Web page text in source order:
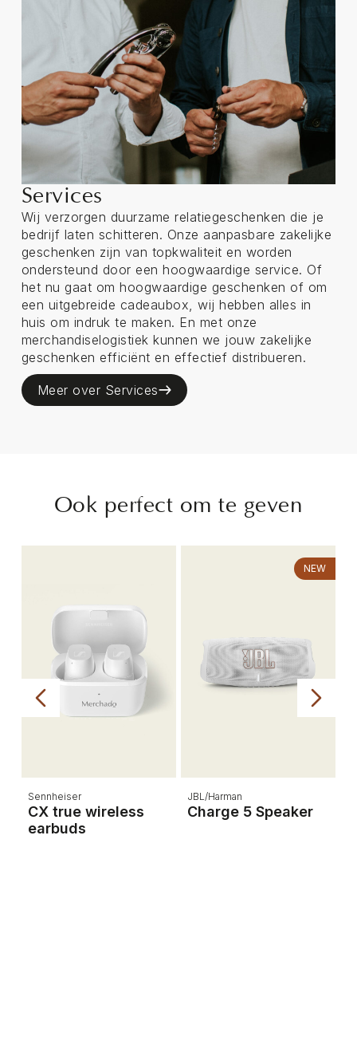
Services
Wij verzorgen duurzame relatiegeschenken die je
bedrijf laten schitteren. Onze aanpasbare zakelijke
geschenken zijn van topkwaliteit en worden
ondersteund door een hoogwaardige service. Of
het nu gaat om hoogwaardige geschenken of om
een uitgebreide cadeaubox, wij hebben alles in
huis om indruk te maken. En met onze
merchandiselogistiek kunnen we jouw zakelijke
geschenken efficiënt en effectief distribueren.
Meer over Services
Ook perfect om te geven
Sennheiser
CX true wireless
earbuds
NEW
JBL/Harman
Charge 5 Speaker